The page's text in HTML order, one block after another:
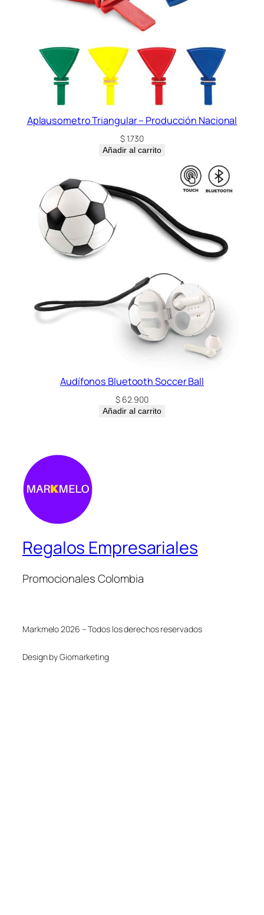
Aplausometro Triangular – Producción Nacional
$1.730
Añadir al carrito
Audífonos Bluetooth Soccer Ball
$ 62.900
Añadir al carrito
Regalos Empresariales
Promocionales Colombia
Markmelo 2026 – Todos los derechos reservados
Design by Giomarketing